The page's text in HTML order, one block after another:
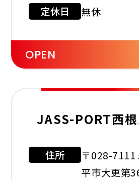
セルフ 洗車機
定休日
無休
利用可能カード
OPEN
JASS-PORT西
住所
〒028-7111
平市大更第